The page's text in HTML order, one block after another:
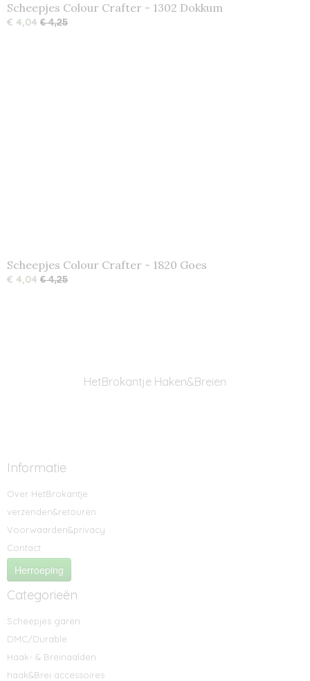
Scheepjes Colour Crafter - 1302 Dokkum
€ 4,04 € 4,25
Scheepjes Colour Crafter - 1820 Goes
€ 4,04 € 4,25
HetBrokantje Haken&Breien
Informatie
Over HetBrokantje
verzenden&retouren
Voorwaarden&privacy
Contact
Herroeping
Categorieën
Scheepjes garen
DMC/Durable
Haak- & Breinaalden
haak&Brei accessoires